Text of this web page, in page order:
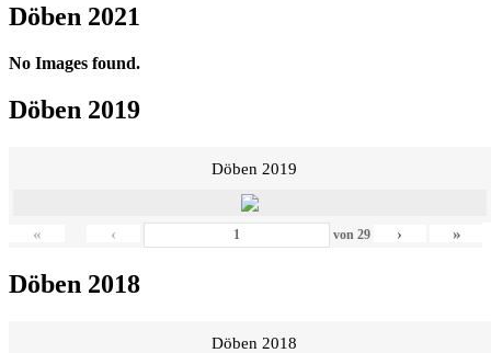
Döben 2021
No Images found.
Döben 2019
Döben 2019
« ‹ von 29 › »
Döben 2018
Döben 2018